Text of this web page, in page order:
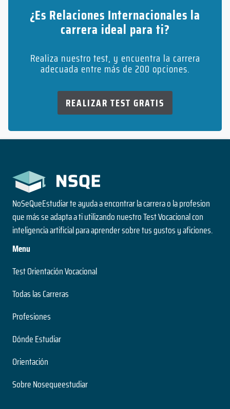
¿Es Relaciones Internacionales la
carrera ideal para ti?
Realiza nuestro test, y encuentra la carrera
adecuada entre más de 200 opciones.
REALIZAR TEST GRATIS
NoSeQueEstudiar te ayuda a encontrar la carrera o la profesion
que más se adapta a ti utilizando nuestro Test Vocacional con
inteligencia artificial para aprender sobre tus gustos y aficiones.
Menu
Test Orientación Vocacional
Todas las Carreras
Profesiones
Dónde Estudiar
Orientación
Sobre Nosequeestudiar